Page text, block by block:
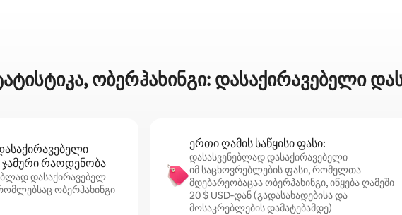
ობერჰახინგი: დასაქირავებელი
რაოდენობა
დასაქირავებელ
ობერჰახინგი
ერთი ღამის საწყისი ფასი:
დასასვენებლად დასაქირავებელი
იმ საცხოვრებლების ფასი, რომელთა
მდებარეობაცაა ობერჰახინგი, იწყება ღამეში
20 $ USD‑დან (გადასახადებისა და
მოსაკრებლების დამატებამდე)